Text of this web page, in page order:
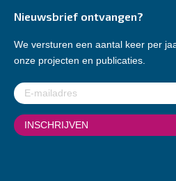
Nieuwsbrief ontvangen?
We versturen een aantal keer per
onze projecten en publicaties.
E-
mailadres(Vereist)